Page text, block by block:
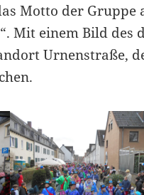
Motto der
Mit einem Bild des
Urnenstraße,